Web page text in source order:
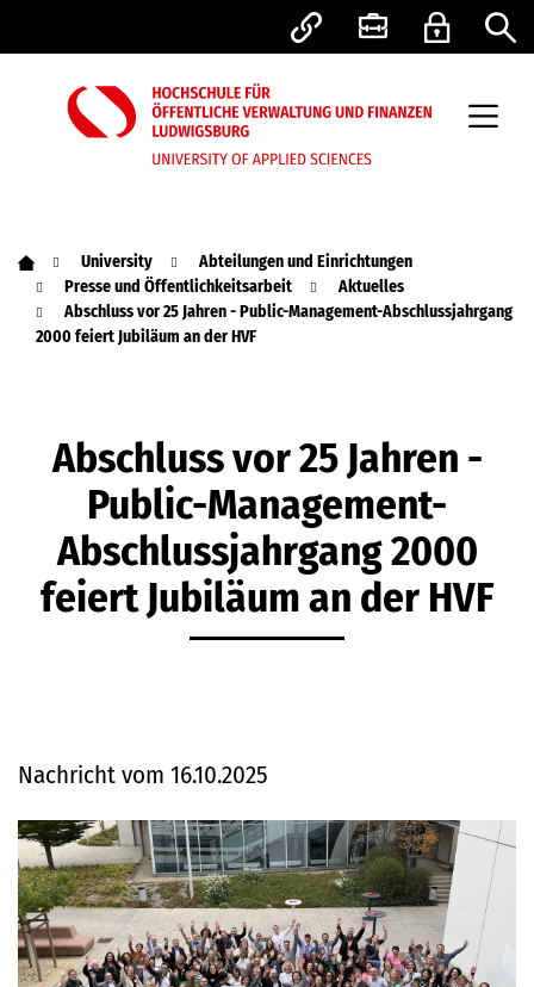
University
Abteilungen und Einrichtungen
Presse und Öffentlichkeitsarbeit
Aktuelles
Abschluss vor 25 Jahren - Public-Management-Abschlussjahrgang
2000 feiert Jubiläum an der HVF
Abschluss vor 25 Jahren -
Public-Management-
Abschlussjahrgang 2000
feiert Jubiläum an der HVF
Nachricht vom 16.10.2025